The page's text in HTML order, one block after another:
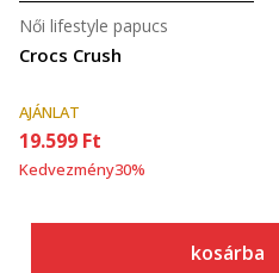
Crocs Crush
Női lifestyle papucs
AJÁNLAT
19.599 Ft
Kedvezmény30%
kosárba